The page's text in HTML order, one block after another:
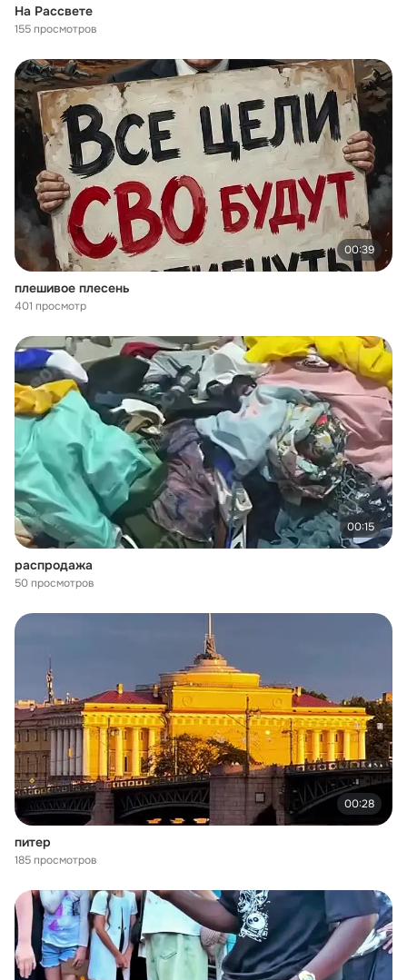
На Рассвете
155 просмотров
00:39
плешивое плесень
401 просмотр
00:15
распродажа
50 просмотров
00:28
питер
185 просмотров